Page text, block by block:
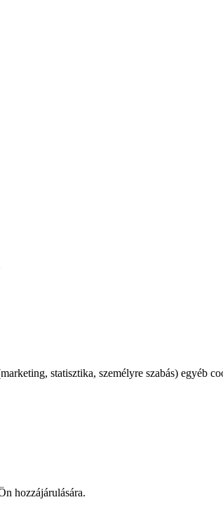
statisztika, személyre szabás) egyéb
hozzájárulására.